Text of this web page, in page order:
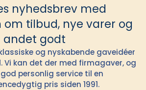
nyhedsbrev med
tilbud, nye varer og
andet godt
og nyskabende gaveidéer
Vi kan det der med firmagaver, og
personlig service til en
pris siden 1991.